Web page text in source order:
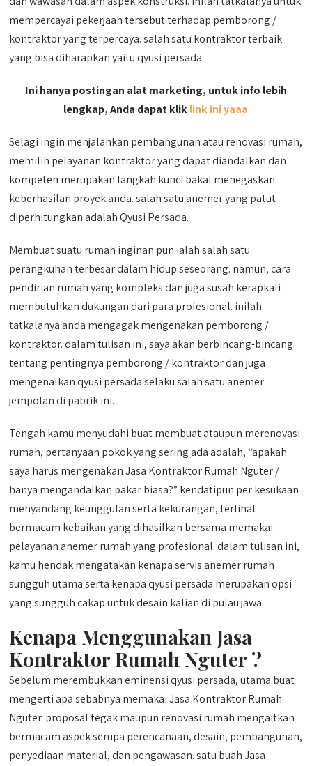
mempercayai pekerjaan tersebut terhadap pemborong /
kontraktor yang terpercaya. salah satu kontraktor terbaik
yang bisa diharapkan yaitu qyusi persada.
Ini hanya postingan alat marketing, untuk info lebih
lengkap, Anda dapat kliklink ini yaaa
Selagi ingin menjalankan pembangunan atau renovasi rumah,
memilih pelayanan kontraktor yang dapat diandalkan dan
kompeten merupakan langkah kunci bakal menegaskan
keberhasilan proyek anda. salah satu anemer yang patut
diperhitungkan adalah Qyusi Persada.
Membuat suatu rumah inginan pun ialah salah satu
perangkuhan terbesar dalam hidup seseorang. namun, cara
pendirian rumah yang kompleks dan juga susah kerapkali
membutuhkan dukungan dari para profesional. inilah
tatkalanya anda mengagak mengenakan pemborong /
kontraktor. dalam tulisan ini, saya akan berbincang-bincang
tentang pentingnya pemborong / kontraktor dan juga
mengenalkan qyusi persada selaku salah satu anemer
jempolan di pabrik ini.
Tengah kamu menyudahi buat membuat ataupun merenovasi
rumah, pertanyaan pokok yang sering ada adalah, “apakah
saya harus mengenakan Jasa Kontraktor Rumah Nguter /
hanya mengandalkan pakar biasa?” kendatipun per kesukaan
menyandang keunggulan serta kekurangan, terlihat
bermacam kebaikan yang dihasilkan bersama memakai
pelayanan anemer rumah yang profesional. dalam tulisan ini,
kamu hendak mengatakan kenapa servis anemer rumah
sungguh utama serta kenapa qyusi persada merupakan opsi
yang sungguh cakap untuk desain kalian di pulau jawa.
Kenapa Menggunakan Jasa
Kontraktor Rumah Nguter ?
Sebelum merembukkan eminensi qyusi persada, utama buat
mengerti apa sebabnya memakai Jasa Kontraktor Rumah
Nguter. proposal tegak maupun renovasi rumah mengaitkan
bermacam aspek serupa perencanaan, desain, pembangunan,
penyediaan material, dan pengawasan. satu buah Jasa